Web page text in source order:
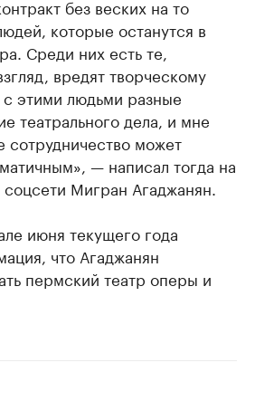
без веских на то
которые останутся в
Среди них есть те,
вредят творческому
этими людьми разные
театрального дела, и мне
сотрудничество может
— написал тогда на
Мигран Агаджанян.
июня текущего года
что Агаджанян
пермский театр оперы и